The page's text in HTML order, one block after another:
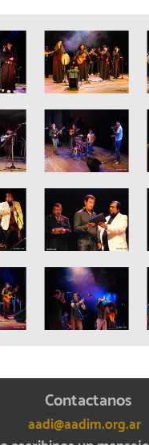
Contactanos
aadi@aadim.org.ar